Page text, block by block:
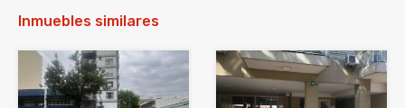
Inmuebles similares